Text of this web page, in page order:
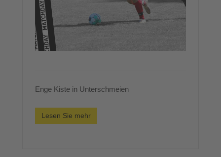
Enge Kiste in Unterschmeien
Lesen Sie mehr